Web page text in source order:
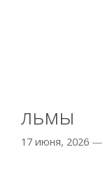
льмы
17 июня, 2026 —